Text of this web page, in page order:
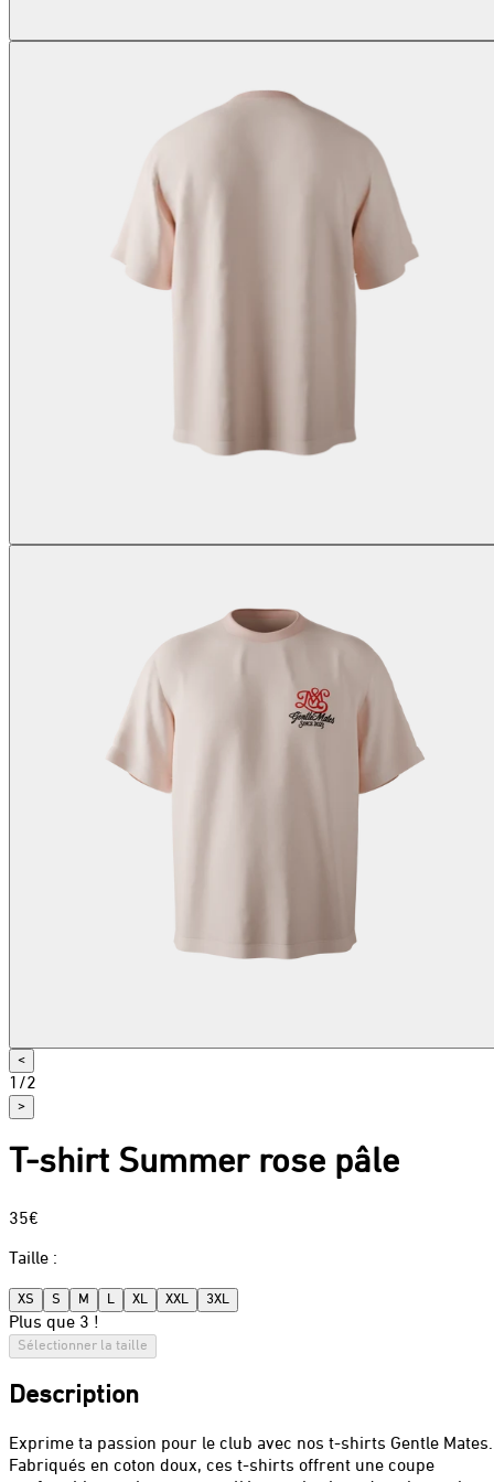
<
1 /2
>
T-shirt Summer rose pâle
35€
Taille :
XS S M L XL XXL 3XL
Plus que 3 !
Sélectionner la taille
Description
Exprime ta passion pour le club avec nos t-shirts Gentle Mates.
Fabriqués en coton doux, ces t-shirts offrent une coupe